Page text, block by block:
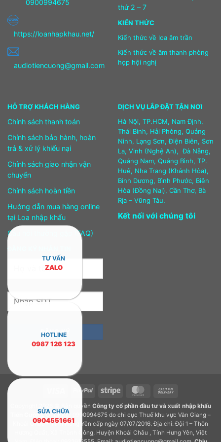
0900994675
https://loanhapkhau.net/
audiotiencuong@gmail.com
thứ 2 – 7
KIẾN THỨC
Kiến thức về loa âm trần
Kiến thức về âm thanh phòng
họp hội nghị
HỖ TRỢ KHÁCH HÀNG
Chính sách thanh toán
Chính sách bảo hành, hoàn
trả & xử lý khiếu nại
Chính sách giao nhận vận
chuyển
Chính sách hoàn tiền
Hướng dẫn mua hàng online
tại Loa nhập khẩu
Câu hỏi thường gặp (FAQ)
DỊCH VỤ LẮP ĐẶT TẬN NƠI
Hà Nội, TP.HCM, Nam Định,
Thái Bình, Hải Phòng, Quảng
Ninh, Lạng Sơn, Điện Biên, Sơn
La, Vinh (Nghệ An), Đà Nẵng,
Quảng Nam, Quảng Bình, TP.
Huế, Nha Trang (Khánh Hòa),
Bình Dương, Bình Phước, Biên
Hòa (Đồng Nai), Cần Thơ, Bà
Rịa – Vũng Tàu.
Kết nối với chúng tôi
PayPal Stripe MasterCard
Delivery
Copyright 2026 © Bản quyền Công ty cổ phần đầu tư và xuất nhập khẩu
Tiến Cường.GPDKKD: 0900994675 do chi cục Thuế khu vực Văn Giang –
Khoái Châu – Tỉnh Hưng Yên cấp ngày 07/07/2016. Địa chỉ: Đội 1 – Thôn
Hương Quất, Xã Thành Công, Huyện Khoái Châu , Tỉnh Hưng Yên, Việt
TƯ VẤN
ZALO
HOTLINE
0987 126 123
SỬA CHỮA
0904551661